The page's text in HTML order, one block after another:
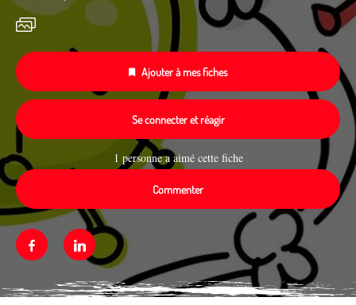
Ajouter à mes fiches
Se connecter et réagir
1 personne a aimé cette fiche
Commenter
FacebookLinkedin